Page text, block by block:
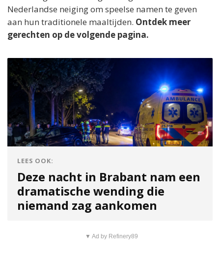
Nederlandse neiging om speelse namen te geven
aan hun traditionele maaltijden. Ontdek meer
gerechten op de volgende pagina.
LEES OOK:
Deze nacht in Brabant nam een
dramatische wending die
niemand zag aankomen
▼ Ad by Refinery89